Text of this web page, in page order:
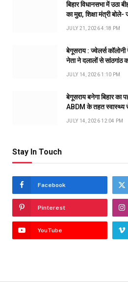
बिहार विधानसभा में उठा
का मुद्दा, शिक्षा मंत्री
JULY 21, 2026 4:18 PM
बेगूसराय : ज्वेलर्स
नेता ने दलालों से सांठगांठ
JULY 14, 2026 1:10 PM
बेगूसराय बनेगा बिहार का
ABDM के तहत स्वास्थ्य
JULY 14, 2026 12:04 PM
Stay In Touch
Facebook
Pinterest
YouTube